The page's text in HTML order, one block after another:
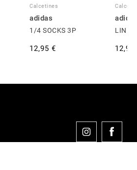
Calcetines
adidas
1/4 SOCKS 3P
12,95 €
LINER
12,95